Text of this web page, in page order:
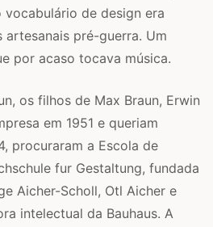
de design era
pré-guerra. Um
por acaso tocava música.
os filhos de Max Braun, Erwin
em 1951 e queriam
procuraram a Escola de
fur Gestaltung, fundada
Aicher-Scholl, Otl Aicher e
intelectual da Bauhaus. A